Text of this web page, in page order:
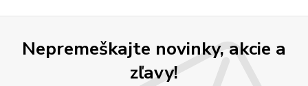
Nepremeškajte novinky, akcie a
zľavy!